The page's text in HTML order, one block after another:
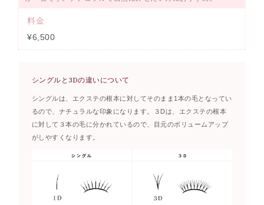
料金
¥6,500
シングルと3Dの違いについて
シングルは、エクステの根本に対してそのまま1本の毛となってい
るので、ナチュラルな印象になります。３Dは、エクステの根本
に対して３本の毛に分かれているので、目元のボリュームアップ
がしやすくなります。